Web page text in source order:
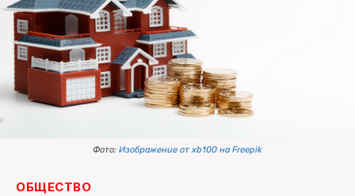
ПОИСК ПО САЙТУ
Фото: Изображение от xb100 на Freepik
ОБЩЕСТВО